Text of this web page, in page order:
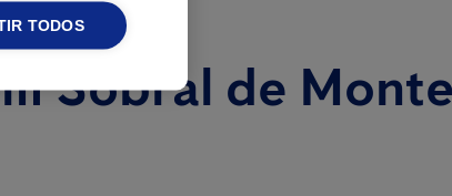
Sobral de Monte
TODOS